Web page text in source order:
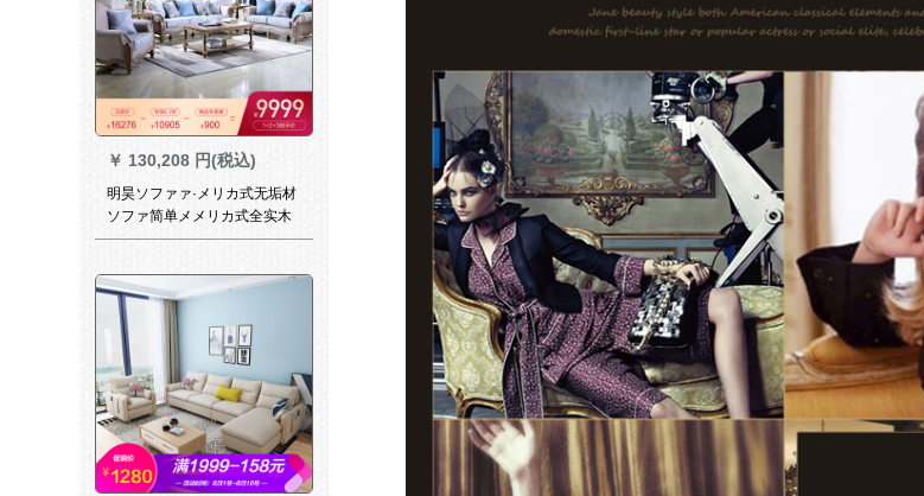
￥ 130,208 円(税込)
明昊ソファァ·メリカ式无垢材
ソファ简单メメリカ式全实木
德レプロファ123セトリング
ァ·皮芸客间セ